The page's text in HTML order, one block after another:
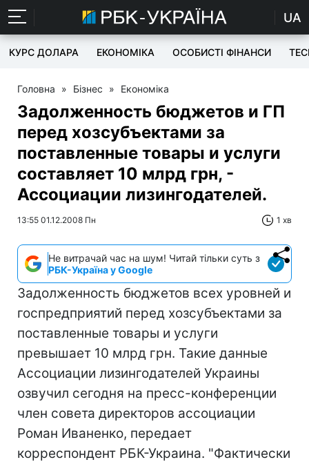
UA
КУРС ДОЛАРА ЕКОНОМІКА ОСОБИСТІ ФІНАНСИ
Головна » Бізнес » Економіка
Задолженность бюджетов и ГП
перед хозсубъектами за
поставленные товары и услуги
составляет 10 млрд грн, -
Ассоциации лизингодателей.
13:55 01.12.2008 Пн 1 хв
Не витрачай час на шум! Читай тільки суть з
РБК-Україна у Google
Задолженность бюджетов всех уровней и
госпредприятий перед хозсубъектами за
поставленные товары и услуги
превышает 10 млрд грн. Такие данные
Ассоциации лизингодателей Украины
озвучил сегодня на пресс-конференции
член совета директоров ассоциации
Роман Иваненко, передает
корреспондент РБК-Украина. "Фактически